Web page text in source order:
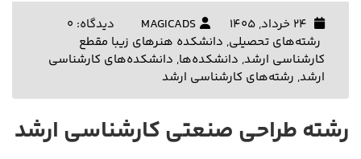
MAGICADS
دیدگاه: 0
رشته‌های تحصیلی, دانشکده هنرهای زیبا مقطع
کارشناسی ارشد, دانشکده‌ها, دانشکده‌های کارشناسی
ارشد, رشته‌های کارشناسی ارشد
رشته طراحی صنعتی کارشناسی ارشد